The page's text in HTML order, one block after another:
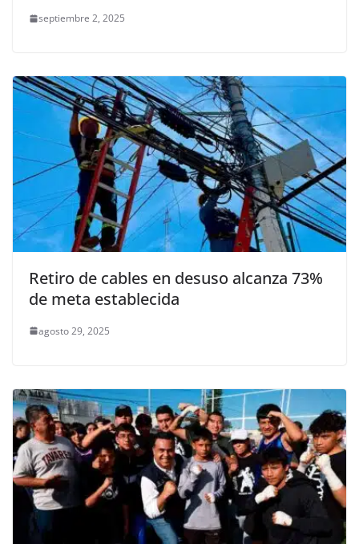
septiembre 2, 2025
Retiro de cables en desuso alcanza 73%
de meta establecida
agosto 29, 2025